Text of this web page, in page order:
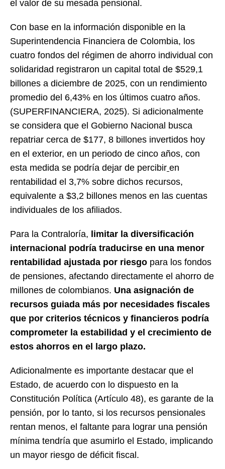
el valor de su mesada pensional.
Con base en la información disponible en la
Superintendencia Financiera de Colombia, los
cuatro fondos del régimen de ahorro individual con
solidaridad registraron un capital total de $529,1
billones a diciembre de 2025, con un rendimiento
promedio del 6,43% en los últimos cuatro años.
(SUPERFINANCIERA, 2025). Si adicionalmente
se considera que el Gobierno Nacional busca
repatriar cerca de $177, 8 billones invertidos hoy
en el exterior, en un periodo de cinco años, con
esta medida se podría dejar de percibir en
rentabilidad el 3,7% sobre dichos recursos,
equivalente a $3,2 billones menos en las cuentas
individuales de los afiliados.
Para la Contraloría, limitar la diversificación
internacional podría traducirse en una menor
rentabilidad ajustada por riesgo para los fondos
de pensiones, afectando directamente el ahorro de
millones de colombianos. Una asignación de
recursos guiada más por necesidades fiscales
que por criterios técnicos y financieros podría
comprometer la estabilidad y el crecimiento de
estos ahorros en el largo plazo.
Adicionalmente es importante destacar que el
Estado, de acuerdo con lo dispuesto en la
Constitución Política (Artículo 48), es garante de la
pensión, por lo tanto, si los recursos pensionales
rentan menos, el faltante para lograr una pensión
mínima tendría que asumirlo el Estado, implicando
un mayor riesgo de déficit fiscal.